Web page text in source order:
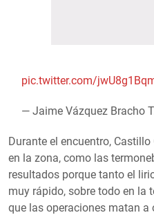
pic.twitter.com/
— Jaime Vázquez Bracho
Durante el encuentro,
en la zona, como las
resultados porque tanto el
muy rápido, sobre todo en la
que las operaciones matan a